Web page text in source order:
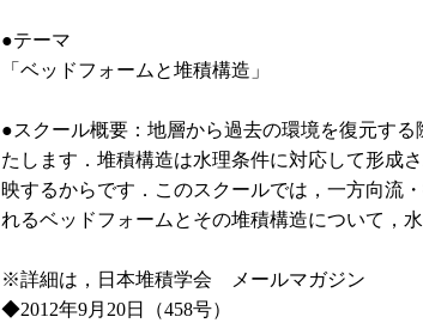
●テーマ
「ベッドフォームと堆積構造」
●スクール概要：地層から過去の環境を復元す
たします．堆積構造は水理条件に対応して形成
映するからです．このスクールでは，一方向流
れるベッドフォームとその堆積構造について，
※詳細は，日本堆積学会 メールマガジン
◆2012年9月20日（458号）